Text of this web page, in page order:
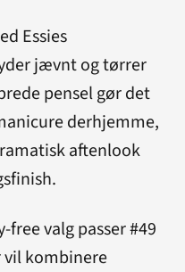
Essies
jævnt og tørrer
pensel gør det
derhjemme,
aftenlook
free valg passer #49
kombinere